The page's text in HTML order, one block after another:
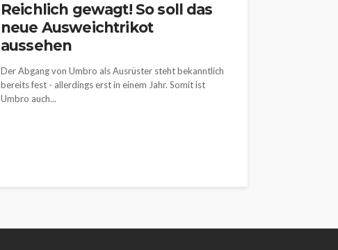
Reichlich gewagt! So soll das
neue Ausweichtrikot
aussehen
Der Abgang von Umbro als Ausrüster steht bekanntlich
bereits fest - allerdings erst in einem Jahr. Somit ist
Umbro auch...